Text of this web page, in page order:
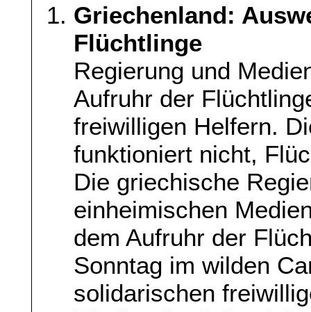
Griechenland:
Flüchtlinge
Regierung und
Aufruhr der
freiwilligen Helfern.
funktioniert nicht,
Die griechische
einheimischen
dem Aufruhr der
Sonntag im wilden
solidarischen